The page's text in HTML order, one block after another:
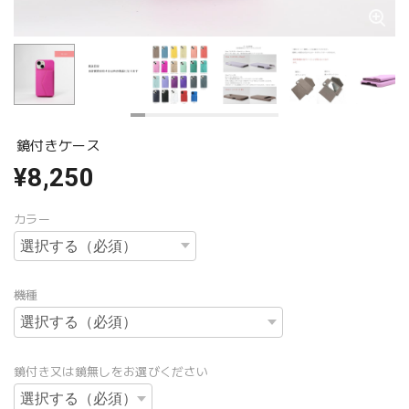
鏡付きケース
¥8,250
カラー
機種
鏡付き又は鏡無しをお選びください